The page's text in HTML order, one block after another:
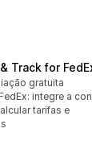
Track for
todogratuita
integre a
tarifas e